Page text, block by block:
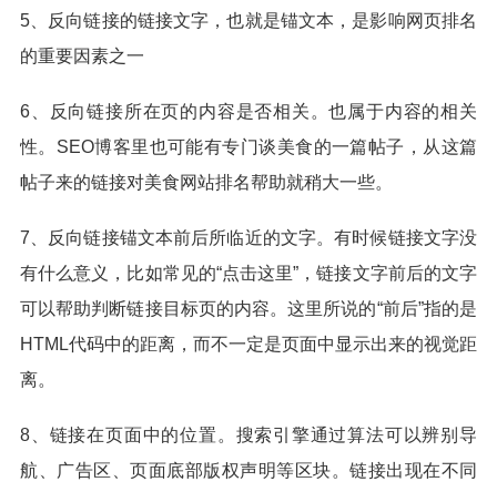
5、反向链接的链接文字，也就是锚文本，是影响网页排名
的重要因素之一
6、反向链接所在页的内容是否相关。也属于内容的相关
性。SEO博客里也可能有专门谈美食的一篇帖子，从这篇
帖子来的链接对美食网站排名帮助就稍大一些。
7、反向链接锚文本前后所临近的文字。有时候链接文字没
有什么意义，比如常见的“点击这里”，链接文字前后的文字
可以帮助判断链接目标页的内容。这里所说的“前后”指的是
HTML代码中的距离，而不一定是页面中显示出来的视觉距
离。
8、链接在页面中的位置。搜索引擎通过算法可以辨别导
航、广告区、页面底部版权声明等区块。链接出现在不同